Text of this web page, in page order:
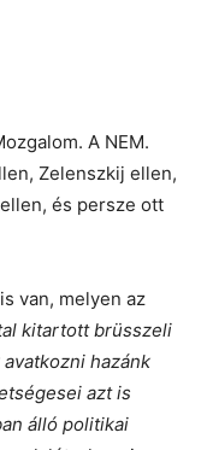
A NEM.
Zelenszkij ellen,
és persze ott
van, melyen az
kitartott brüsszeli
hazánk
azt is
álló politikai